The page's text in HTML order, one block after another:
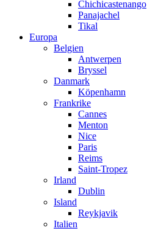
Chichicastenango
Panajachel
Tikal
Europa
Belgien
Antwerpen
Bryssel
Danmark
Köpenhamn
Frankrike
Cannes
Menton
Nice
Paris
Reims
Saint-Tropez
Irland
Dublin
Island
Reykjavik
Italien